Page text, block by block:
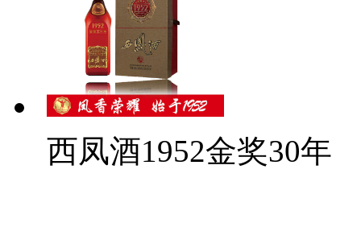
西凤酒1952金奖30年